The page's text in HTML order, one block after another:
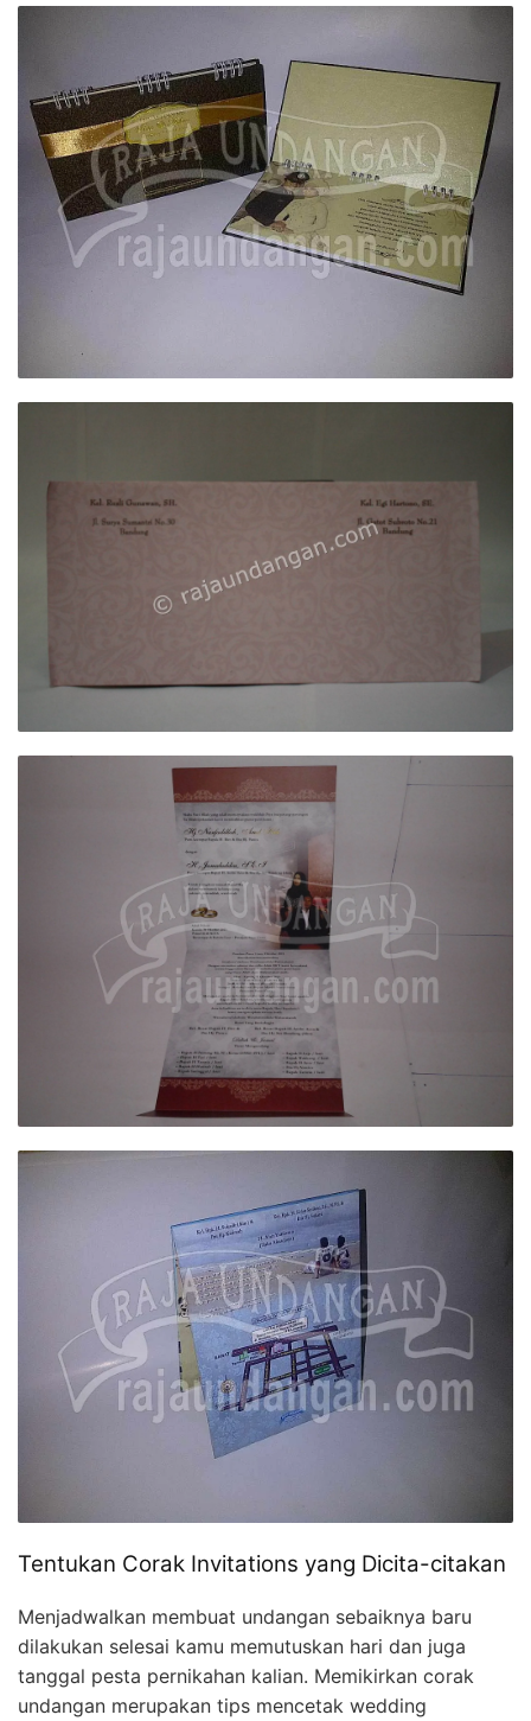
Tentukan Corak Invitations yang Dicita-citakan
Menjadwalkan membuat undangan sebaiknya baru
dilakukan selesai kamu memutuskan hari dan juga
tanggal pesta pernikahan kalian. Memikirkan corak
undangan merupakan tips mencetak wedding